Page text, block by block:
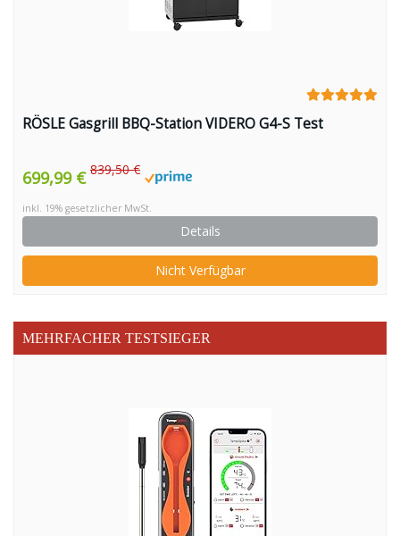
RÖSLE Gasgrill BBQ-Station VIDERO G4-S Test
699,99 € 839,50 €
inkl. 19% gesetzlicher MwSt.
Details
Nicht Verfügbar
MEHRFACHER TESTSIEGER